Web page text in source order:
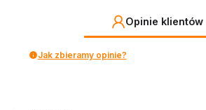
Opinie klientów
Jak zbieramy opinie?